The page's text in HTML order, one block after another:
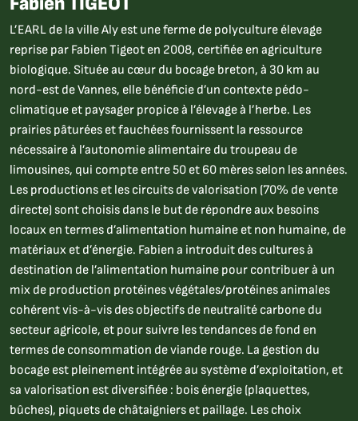
L’EARL de la ville Aly est une ferme de polyculture élevage
reprise par Fabien Tigeot en 2008, certifiée en agriculture
biologique. Située au cœur du bocage breton, à 30 km au
nord-est de Vannes, elle bénéficie d’un contexte pédo-
climatique et paysager propice à l’élevage à l’herbe. Les
prairies pâturées et fauchées fournissent la ressource
nécessaire à l’autonomie alimentaire du troupeau de
limousines, qui compte entre 50 et 60 mères selon les années.
Les productions et les circuits de valorisation (70% de vente
directe) sont choisis dans le but de répondre aux besoins
locaux en termes d’alimentation humaine et non humaine, de
matériaux et d’énergie. Fabien a introduit des cultures à
destination de l’alimentation humaine pour contribuer à un
mix de production protéines végétales/protéines animales
cohérent vis-à-vis des objectifs de neutralité carbone du
secteur agricole, et pour suivre les tendances de fond en
termes de consommation de viande rouge. La gestion du
bocage est pleinement intégrée au système d’exploitation, et
sa valorisation est diversifiée : bois énergie (plaquettes,
bûches), piquets de châtaigniers et paillage. Les choix